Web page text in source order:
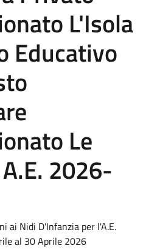
L'Isola
Educativo
Le
2026-
ai Nidi D'Infanzia per l'A.E.
al 30 Aprile 2026